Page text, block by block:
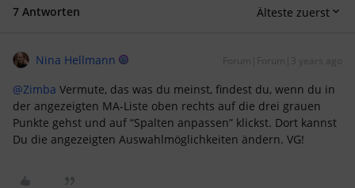
7 Antworten Älteste zuerst
Nina Hellmann Forum|Forum|3 years ago
@Zimba Vermute, das was du meinst, findest du, wenn du in
der angezeigten MA-Liste oben rechts auf die drei grauen
Punkte gehst und auf “Spalten anpassen” klickst. Dort kannst
Du die angezeigten Auswahlmöglichkeiten ändern. VG!